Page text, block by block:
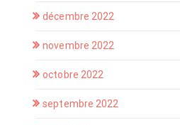
décembre 2022
novembre 2022
octobre 2022
septembre 2022